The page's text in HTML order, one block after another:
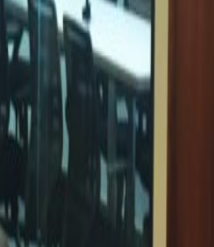
Espacio De Oficina Naucalpan
Espacio De Oficina Toluca
de México
Espacio De Coworking
Coworking Ciudad de México
QUERETARO
Quiénes somos